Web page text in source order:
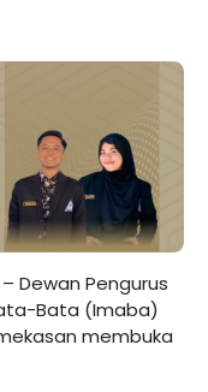
– Dewan Pengurus
Bata (Imaba)
membuka